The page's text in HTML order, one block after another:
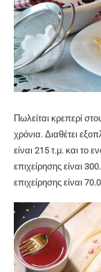
Πωλείται κρεπερί
χρόνια. Διαθέτει
είναι 215 τ.μ. και το
επιχείρησης είναι
επιχείρησης είναι